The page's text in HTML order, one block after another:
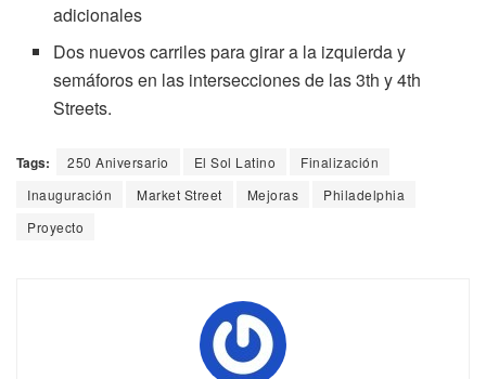
adicionales
Dos nuevos carriles para girar a la izquierda y
semáforos en las intersecciones de las 3th y 4th
Streets.
Tags: 250 Aniversario El Sol Latino
Finalización
Inauguración
Market Street Mejoras
Philadelphia
Proyecto